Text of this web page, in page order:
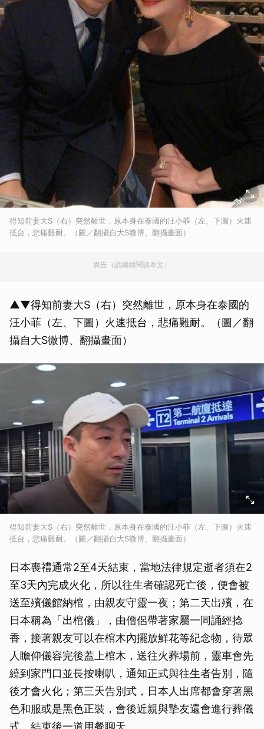
得知前妻大S（右）突然離世，原本身在泰國的汪小菲（左、下圖）火速
抵台，悲痛難耐。（圖／翻攝自大S微博、翻攝畫面）
廣告（請繼續閱讀本文）
▲▼得知前妻大S（右）突然離世，原本身在泰國的
汪小菲（左、下圖）火速抵台，悲痛難耐。（圖／翻
攝自大S微博、翻攝畫面）
得知前妻大S（右）突然離世，原本身在泰國的汪小菲（左、下圖）火速
抵台，悲痛難耐。（圖／翻攝自大S微博、翻攝畫面）
日本喪禮通常2至4天結束，當地法律規定逝者須在2
至3天內完成火化，所以往生者確認死亡後，便會被
送至殯儀館納棺，由親友守靈一夜；第二天出殯，在
日本稱為「出棺儀」，由僧侶帶著家屬一同誦經捻
香，接著親友可以在棺木內擺放鮮花等紀念物，待眾
人瞻仰儀容完後蓋上棺木，送往火葬場前，靈車會先
繞到家門口並長按喇叭，通知正式與往生者告別，隨
後才會火化；第三天告別式，日本人出席都會穿著黑
色和服或是黑色正裝，會後近親與摯友還會進行葬儀
式，結束後一道用餐聊天。